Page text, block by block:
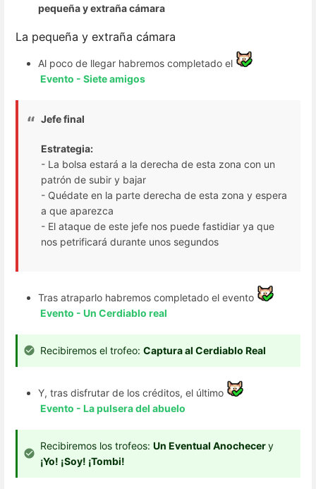
pequeña y extraña cámara
La pequeña y extraña cámara
Al poco de llegar habremos completado el
Evento - Siete amigos
Jefe final
Estrategia:
- La bolsa estará a la derecha de esta zona con un
patrón de subir y bajar
- Quédate en la parte derecha de esta zona y espera
a que aparezca
- El ataque de este jefe nos puede fastidiar ya que
nos petrificará durante unos segundos
Tras atraparlo habremos completado el evento
Evento - Un Cerdiablo real
Recibiremos el trofeo: Captura al Cerdiablo Real
Y, tras disfrutar de los créditos, el último
Evento - La pulsera del abuelo
Recibiremos los trofeos: Un Eventual Anochecery
¡Yo! ¡Soy! ¡Tombi!